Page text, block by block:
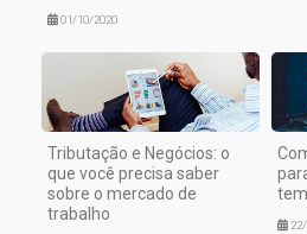
01/10/2020
Tributação e Negócios: o
que você precisa saber
sobre o mercado de
trabalho